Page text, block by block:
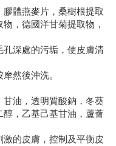
體燕麥片，桑樹根提取
，德國洋甘菊提取物，
深處的污垢，使皮膚清
然後沖洗。
油，透明質酸鈉，冬葵
，乙基己基甘油，蘆薈
的皮膚，控制及平衡皮